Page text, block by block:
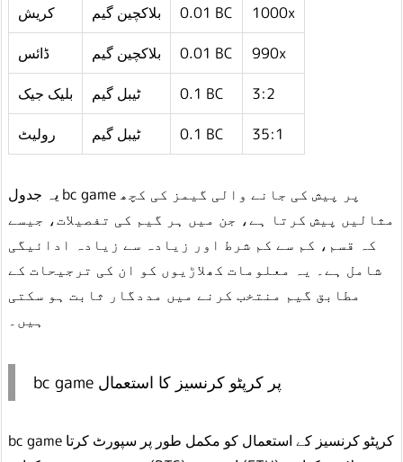
کریش بلاکچین گیم 0.01 BC 1000x
ڈائس بلاکچین گیم 0.01 BC 990x
بلیک جیک ٹیبل گیم 0.1 BC 3:2
رولیٹ ٹیبل گیم 0.1 BC 35:1
یہ جدول bc game پر پیش کی جانے والی گیمز کی کچھ
مثالیں پیش کرتا ہے، جن میں ہر گیم کی تفصیلات، جیسے
کہ قسم، کم سے کم شرط اور زیادہ سے زیادہ ادائیگی
شامل ہے۔ یہ معلومات کھلاڑیوں کو ان کی ترجیحات کے
مطابق گیم منتخب کرنے میں مددگار ثابت ہو سکتی
ہیں۔
bc game پر کرپٹو کرنسیز کا استعمال
bc game کرپٹو کرنسیز کے استعمال کو مکمل طور پر سپورٹ کرتا